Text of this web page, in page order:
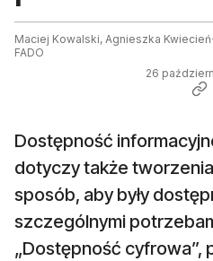
Maciej Kowalski, Agnieszka
FADO
26
Dostępność
dotyczy także
sposób, aby były
szczególnymi
„Dostępność cyfrowa”,